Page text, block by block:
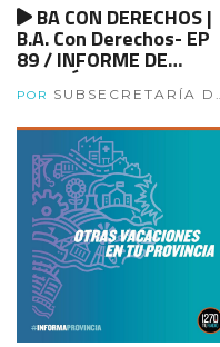
BA CON DERECHOS |
B.A. Con Derechos- EP
89 / INFORME DE
GESTIÓN
POR
SUBSECRETARÍA DE
PROVINCIA.